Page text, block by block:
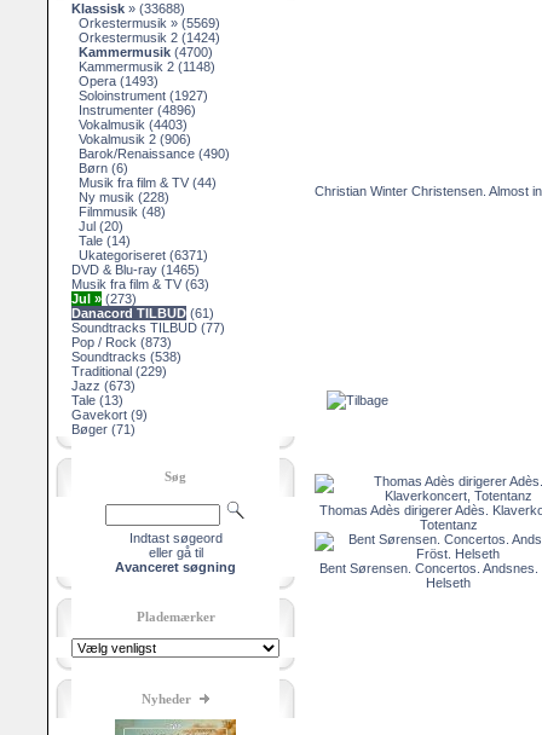
Klassisk » (33688)
Orkestermusik » (5569)
Orkestermusik 2 (1424)
Kammermusik (4700)
Kammermusik 2 (1148)
Opera (1493)
Soloinstrument (1927)
Instrumenter (4896)
Vokalmusik (4403)
Vokalmusik 2 (906)
Barok/Renaissance (490)
Børn (6)
Musik fra film & TV (44)
Ny musik (228)
Filmmusik (48)
Jul (20)
Tale (14)
Ukategoriseret (6371)
DVD & Blu-ray (1465)
Musik fra film & TV (63)
Jul » (273)
Danacord TILBUD (61)
Soundtracks TILBUD (77)
Pop / Rock (873)
Soundtracks (538)
Traditional (229)
Jazz (673)
Tale (13)
Gavekort (9)
Bøger (71)
Søg
Indtast søgeord
eller gå til
Avanceret søgning
Plademærker
Nyheder
Christian Winter Christensen. Almost
Thomas Adès dirigerer Adès.
Totentanz
Bent Sørensen. Concertos.
Helseth